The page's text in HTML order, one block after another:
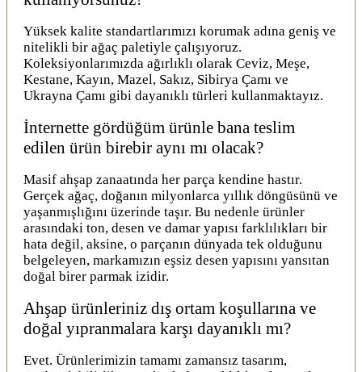
Yüksek kalite standartlarımızı korumak adına geniş ve
nitelikli bir ağaç paletiyle çalışıyoruz.
Koleksiyonlarımızda ağırlıklı olarak Ceviz, Meşe,
Kestane, Kayın, Mazel, Sakız, Sibirya Çamı ve
Ukrayna Çamı gibi dayanıklı türleri kullanmaktayız.
İnternette gördüğüm ürünle bana teslim
edilen ürün birebir aynı mı olacak?
Masif ahşap zanaatında her parça kendine hastır.
Gerçek ağaç, doğanın milyonlarca yıllık döngüsünü ve
yaşanmışlığını üzerinde taşır. Bu nedenle ürünler
arasındaki ton, desen ve damar yapısı farklılıkları bir
hata değil, aksine, o parçanın dünyada tek olduğunu
belgeleyen, markamızın eşsiz desen yapısını yansıtan
doğal birer parmak izidir.
Ahşap ürünleriniz dış ortam koşullarına ve
doğal yıpranmalara karşı dayanıklı mı?
Evet. Ürünlerimizin tamamı zamansız tasarım,